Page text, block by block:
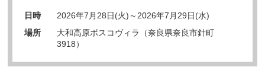
日時
2026年7月28日(火)～2026年7月29日(水)
場所
大和高原ボスコヴィラ（奈良県奈良市針町
3918）